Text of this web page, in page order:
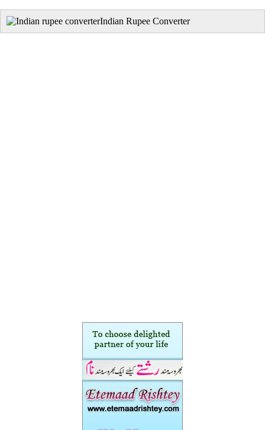
Indian Rupee Converter